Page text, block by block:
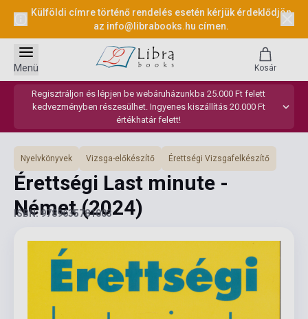
Külföldi címre történő rendelés esetén kérjük érdeklődjön
az info@librabooks.hu címen.
Regisztráljon és lépjen be webáruházunkba 25.000 Ft felett
kedvezményben részesülhet. Ingyenes kiszállítás 20.000 Ft
értékhatár felett!
Menü Kosár
Nyelvkönyvek Vizsga-előkészítő Érettségi Vizsgafelkészítő
Érettségi Last minute -
Német(2024)
ISBN: 9789635781003